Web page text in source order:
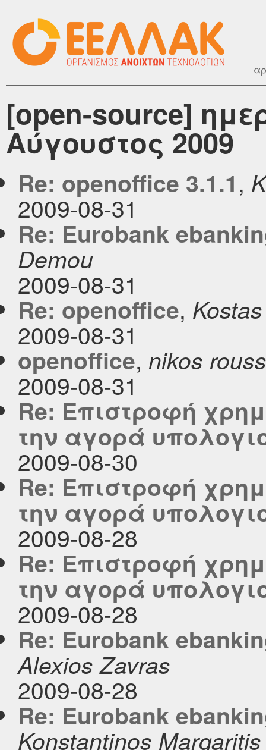
[open-source]
Αύγουστος 2009
Re: openoffice 3.1.1,
2009-08-31
Re: Eurobank
Demou
2009-08-31
Re: openoffice,
2009-08-31
openoffice, nikos
2009-08-31
Re: Επιστροφή
την αγορά
2009-08-30
Re: Επιστροφή
την αγορά
2009-08-28
Re: Επιστροφή
την αγορά
2009-08-28
Re: Eurobank
Alexios Zavras
2009-08-28
Re: Eurobank
Konstantinos Margaritis